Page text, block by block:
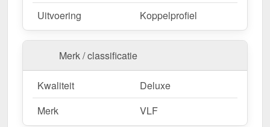
Commerciële hallen & opslagruimte–
Robuuste bevestiging voor duurzame
constructies.
Agrarische gebouwen
Bestel nu Mendig | Koppelprofiel | 16 mm |
Thermo/Classic – Snel geleverd en perfect op
Uitvoering Koppelprofiel
Merk / classificatie
Kwaliteit
Deluxe
Merk
VLF